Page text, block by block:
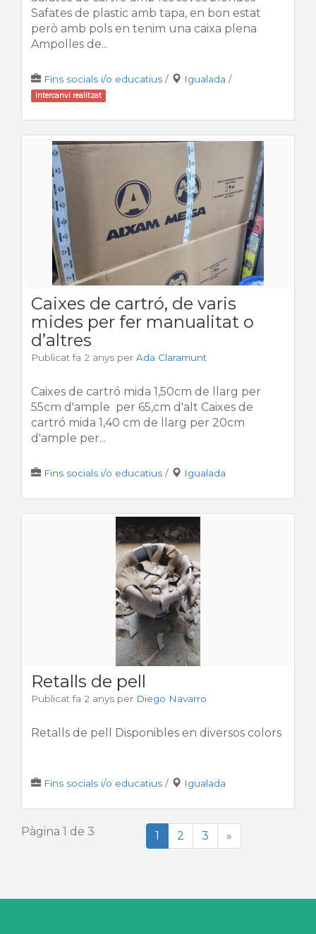
Safates de plastic amb tapa, en bon estat
però amb pols en tenim una caixa plena
Ampolles de...
Fins socials i/o educatius / Igualada /
Intercanvi realitzat
Caixes de cartró, de varis
mides per fer manualitat o
d’altres
Publicat fa 2 anys per Ada Claramunt
Caixes de cartró mida 1,50cm de llarg per
55cm d'ample per 65,cm d'alt Caixes de
cartró mida 1,40 cm de llarg per 20cm
d'ample per...
Fins socials i/o educatius / Igualada
Retalls de pell
Publicat fa 2 anys per Diego Navarro
Retalls de pell Disponibles en diversos colors
Fins socials i/o educatius / Igualada
Pàgina 1 de 3 1 2 3 »